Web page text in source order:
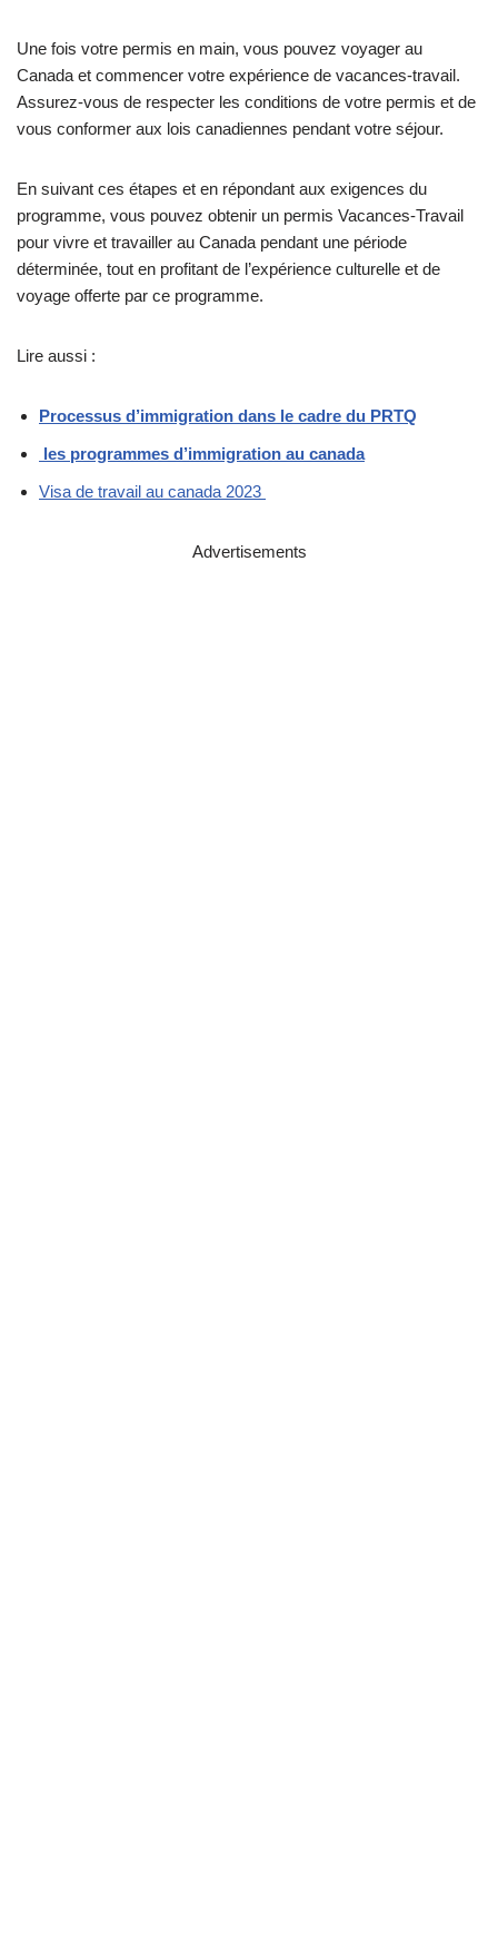
Une fois votre permis en main, vous pouvez voyager au
Canada et commencer votre expérience de vacances-travail.
Assurez-vous de respecter les conditions de votre permis et de
vous conformer aux lois canadiennes pendant votre séjour.
En suivant ces étapes et en répondant aux exigences du
programme, vous pouvez obtenir un permis Vacances-Travail
pour vivre et travailler au Canada pendant une période
déterminée, tout en profitant de l’expérience culturelle et de
voyage offerte par ce programme.
Lire aussi :
Processus d’immigration dans le cadre du PRTQ
les programmes d’immigration au canada
Visa de travail au canada 2023
Advertisements